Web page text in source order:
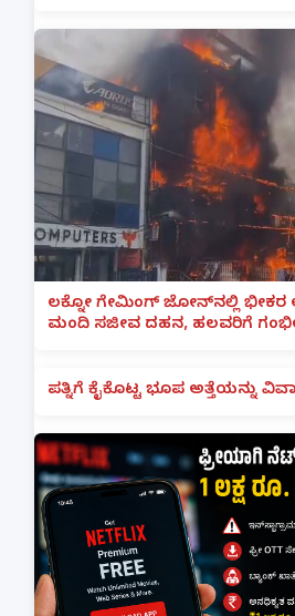
ಲಕ್ನೋ ಗೇಮಿಂಗ್ ಜೋನ್‌ನಲ್ಲಿ ಭೀಕರ
ಮಂದಿ ಸಜೀವ ದಹನ, ಹಲವರಿಗೆ
ಪತ್ನಿಗೆ ಕೈಕೊಟ್ಟ ಭೂಪ ಅತ್ತೆಯನ್ನು